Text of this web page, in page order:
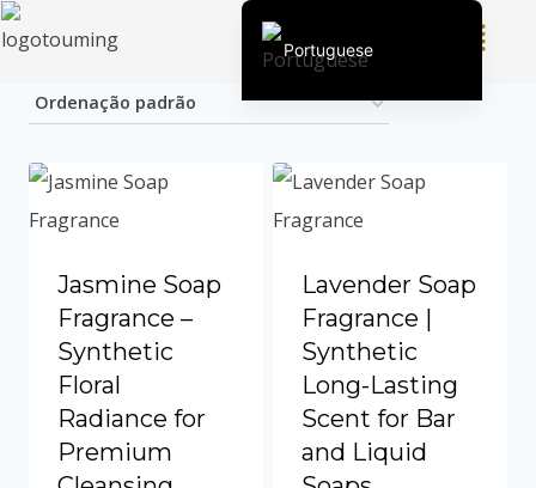
Mostrando todos os 5 resultados
Jasmine Soap
Fragrance –
Synthetic
Floral
Radiance for
Premium
Lavender Soap
Fragrance |
Synthetic
Long-Lasting
Scent for Bar
and Liquid
Portuguese
English (United States)
English (South Africa)
Afrikaans
Spanish (Peru)
Spanish (Venezuela)
Kazakh
Spanish (Argentina)
Kyrgyz